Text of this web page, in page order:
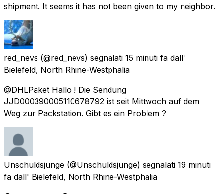
shipment. It seems it has not been given to my neighbor.
red_nevs (@red_nevs) segnalati 15 minuti fa dall'
Bielefeld, North Rhine-Westphalia
@DHLPaket Hallo ! Die Sendung
JJD000390005110678792 ist seit Mittwoch auf dem
Weg zur Packstation. Gibt es ein Problem ?
Unschuldsjunge (@Unschuldsjunge) segnalati 19 minuti
fa dall' Bielefeld, North Rhine-Westphalia